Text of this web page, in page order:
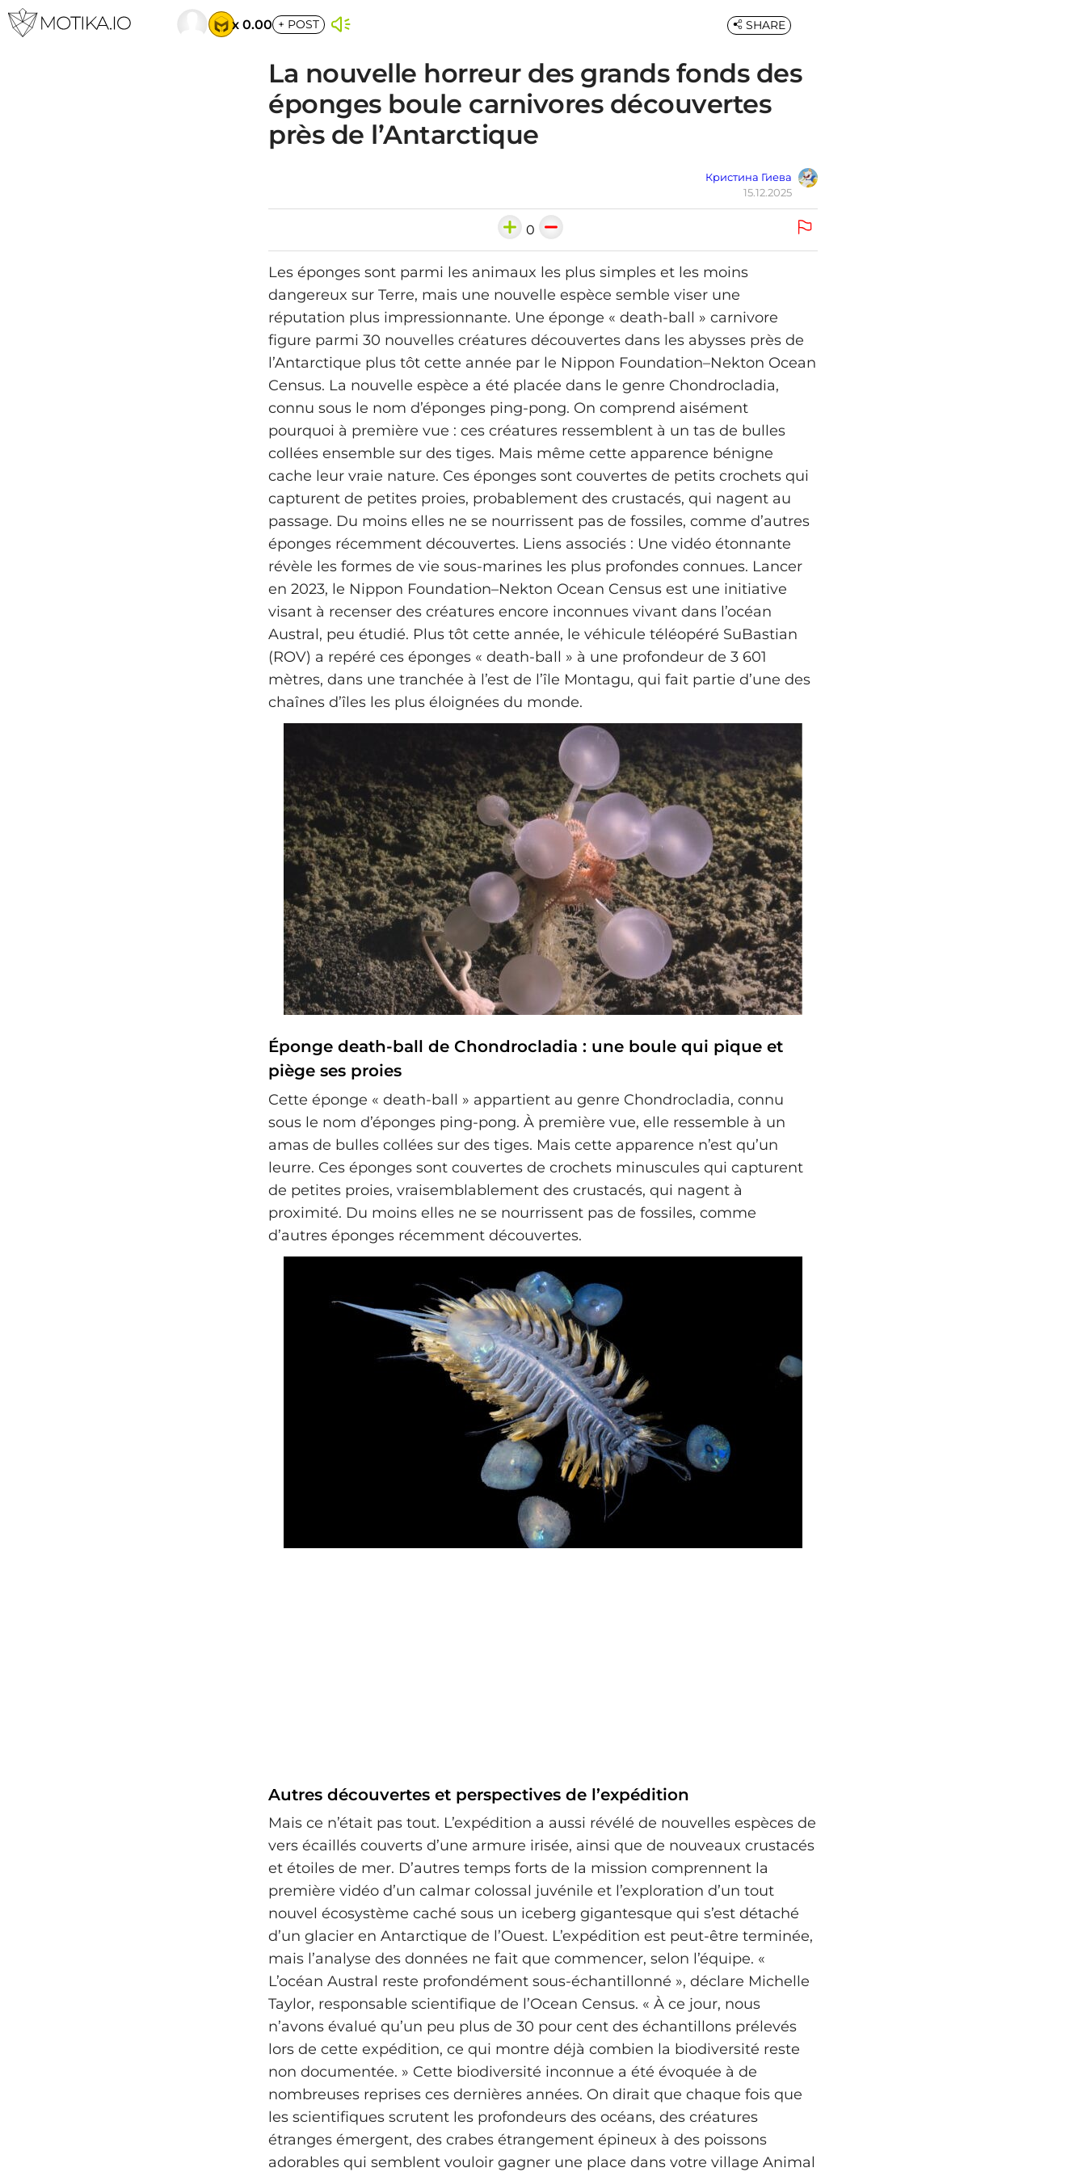
x 0.00 + POST
La nouvelle horreur des grands fonds des
éponges boule carnivores découvertes
près de l’Antarctique
Кристина Гиева
15.12.2025
SHARE
0
Les éponges sont parmi les animaux les plus simples et les moins
dangereux sur Terre, mais une nouvelle espèce semble viser une
réputation plus impressionnante. Une éponge « death-ball » carnivore
figure parmi 30 nouvelles créatures découvertes dans les abysses près de
l’Antarctique plus tôt cette année par le Nippon Foundation–Nekton Ocean
Census. La nouvelle espèce a été placée dans le genre Chondrocladia,
connu sous le nom d’éponges ping-pong. On comprend aisément
pourquoi à première vue : ces créatures ressemblent à un tas de bulles
collées ensemble sur des tiges. Mais même cette apparence bénigne
cache leur vraie nature. Ces éponges sont couvertes de petits crochets qui
capturent de petites proies, probablement des crustacés, qui nagent au
passage. Du moins elles ne se nourrissent pas de fossiles, comme d’autres
éponges récemment découvertes. Liens associés : Une vidéo étonnante
révèle les formes de vie sous-marines les plus profondes connues. Lancer
en 2023, le Nippon Foundation–Nekton Ocean Census est une initiative
visant à recenser des créatures encore inconnues vivant dans l’océan
Austral, peu étudié. Plus tôt cette année, le véhicule téléopéré SuBastian
(ROV) a repéré ces éponges « death-ball » à une profondeur de 3 601
mètres, dans une tranchée à l’est de l’île Montagu, qui fait partie d’une des
chaînes d’îles les plus éloignées du monde.
Éponge death-ball de Chondrocladia : une boule qui pique et
piège ses proies
Cette éponge « death-ball » appartient au genre Chondrocladia, connu
sous le nom d’éponges ping-pong. À première vue, elle ressemble à un
amas de bulles collées sur des tiges. Mais cette apparence n’est qu’un
leurre. Ces éponges sont couvertes de crochets minuscules qui capturent
de petites proies, vraisemblablement des crustacés, qui nagent à
proximité. Du moins elles ne se nourrissent pas de fossiles, comme
d’autres éponges récemment découvertes.
Autres découvertes et perspectives de l’expédition
Mais ce n’était pas tout. L’expédition a aussi révélé de nouvelles espèces de
vers écaillés couverts d’une armure irisée, ainsi que de nouveaux crustacés
et étoiles de mer. D’autres temps forts de la mission comprennent la
première vidéo d’un calmar colossal juvénile et l’exploration d’un tout
nouvel écosystème caché sous un iceberg gigantesque qui s’est détaché
d’un glacier en Antarctique de l’Ouest. L’expédition est peut-être terminée,
mais l’analyse des données ne fait que commencer, selon l’équipe. «
L’océan Austral reste profondément sous-échantillonné », déclare Michelle
Taylor, responsable scientifique de l’Ocean Census. « À ce jour, nous
n’avons évalué qu’un peu plus de 30 pour cent des échantillons prélevés
lors de cette expédition, ce qui montre déjà combien la biodiversité reste
non documentée. » Cette biodiversité inconnue a été évoquée à de
nombreuses reprises ces dernières années. On dirait que chaque fois que
les scientifiques scrutent les profondeurs des océans, des créatures
étranges émergent, des crabes étrangement épineux à des poissons
adorables qui semblent vouloir gagner une place dans votre village Animal